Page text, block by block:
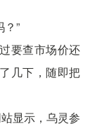
”
要查市场价还
几下，随即把
显示，乌灵参